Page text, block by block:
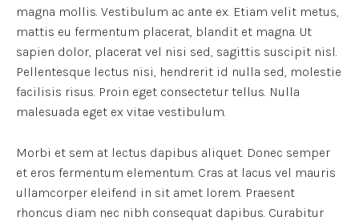
magna mollis. Vestibulum ac ante ex. Etiam velit metus,
mattis eu fermentum placerat, blandit et magna. Ut
sapien dolor, placerat vel nisi sed, sagittis suscipit nisl.
Pellentesque lectus nisi, hendrerit id nulla sed, molestie
facilisis risus. Proin eget consectetur tellus. Nulla
malesuada eget ex vitae vestibulum.
Morbi et sem at lectus dapibus aliquet. Donec semper
et eros fermentum elementum. Cras at lacus vel mauris
ullamcorper eleifend in sit amet lorem. Praesent
rhoncus diam nec nibh consequat dapibus. Curabitur